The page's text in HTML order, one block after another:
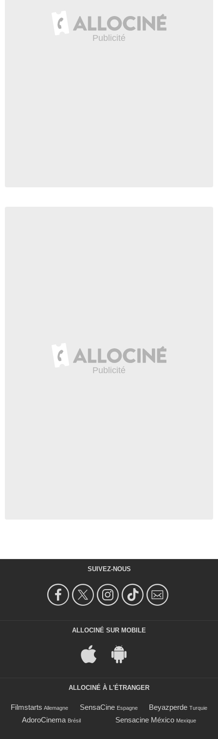
SUIVEZ-NOUS
ALLOCINÉ SUR MOBILE
ALLOCINÉ À L'ÉTRANGER
Filmstarts Allemagne SensaCine Espagne Beyazperde Turquie
AdoroCinema Brésil Sensacine México Mexique